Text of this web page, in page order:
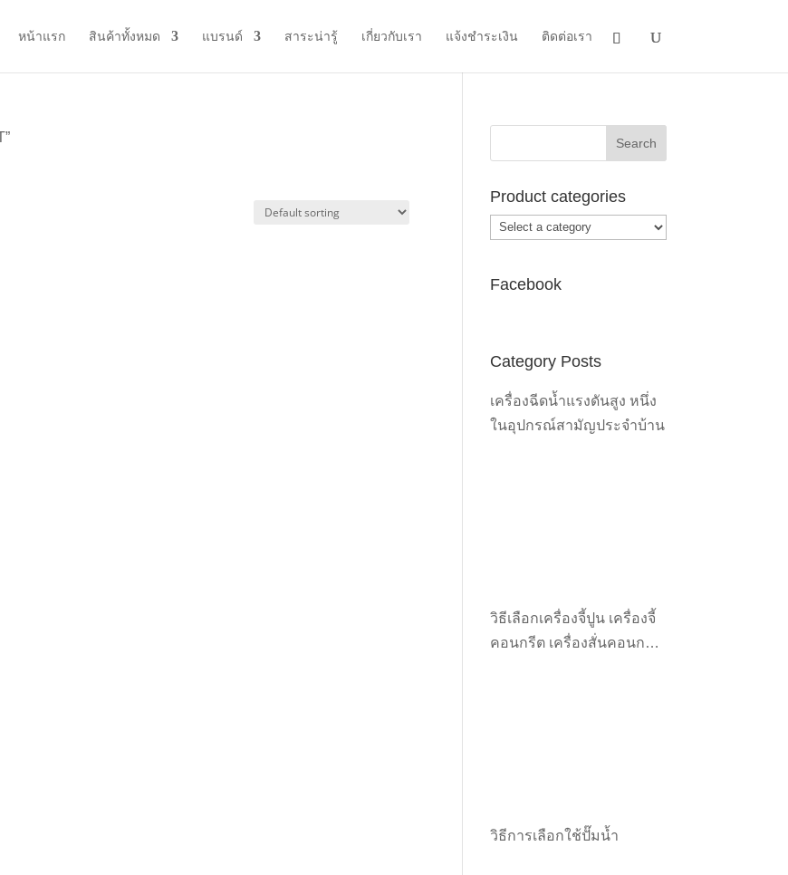
หน้าแรก สินค้าทั้งหมด แบรนด์ สาระน่ารู้ เกี่ยวกับเรา แจ้งชำระเงิน ติดต่อเรา
Product categories
Facebook
Category Posts
เครื่องฉีดน้ำแรงดันสูง หนึ่ง
ในอุปกรณ์สามัญประจำบ้าน
วิธีเลือกเครื่องจี้ปูน เครื่องจี้
คอนกรีต เครื่องสั่นคอนกรีต
วิธีการเลือกใช้ปั๊มน้ำ